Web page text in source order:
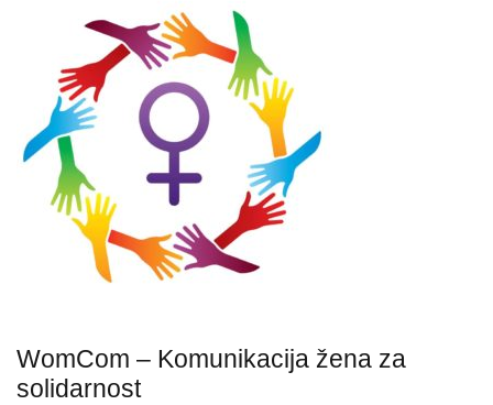
WomCom – Komunikacija žena za
solidarnost